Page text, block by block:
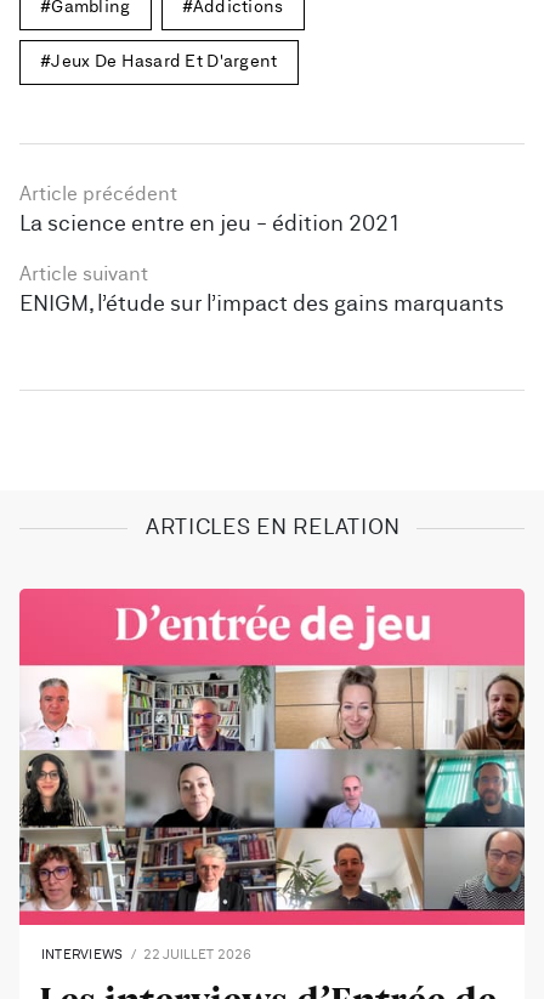
Gambling Addictions
Jeux De Hasard Et D'argent
Article précédent
La science entre en jeu - édition 2021
Article suivant
ENIGM, l’étude sur l’impact des gains marquants
ARTICLES EN RELATION
INTERVIEWS 22 JUILLET 2026